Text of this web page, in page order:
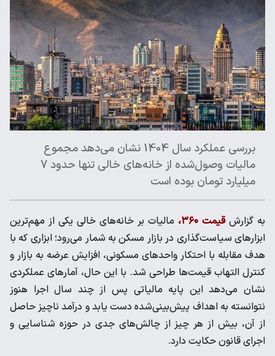
بررسی عملکرد سال 1404 نشان می‌دهد مجموع
مالیات وصول‌شده از خانه‌های خالی تنها حدود 7
میلیارد تومان بوده است
به گزارشقیمت ۳۶۰،
مالیات بر خانه‌های خالی یکی از مهم‌ترین
ابزارهای سیاست‌گذاری در بازار مسکن به شمار می‌رود؛ ابزاری که با
هدف مقابله با احتکار واحدهای مسکونی، افزایش عرضه به بازار و
کنترل التهاب قیمت‌ها طراحی شد. با این حال، آمارهای عملکردی
نشان می‌دهد این پایه مالیاتی پس از چند سال اجرا هنوز
نتوانسته به اهداف پیش‌بینی‌شده دست یابد و درآمد ناچیز حاصل
از آن، بیش از هر چیز از چالش‌های جدی در حوزه شناسایی و
اجرای قانون حکایت دارد.